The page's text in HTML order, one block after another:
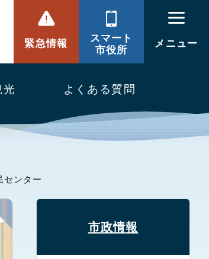
緊急情報
スマート
市役所
メニュー
光 よくある質問
センター
市政情報